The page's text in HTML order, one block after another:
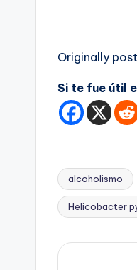
Originally
Si te fue útil
Etiquetas:
alcoholismo
Helicobacter